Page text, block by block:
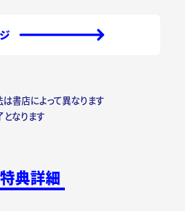
書店によって異なります
なります
特典詳細